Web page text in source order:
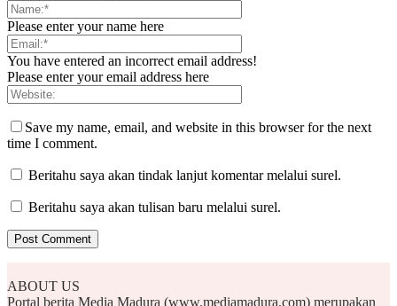
Please enter your name here
You have entered an incorrect email address!
Please enter your email address here
Save my name, email, and website in this browser for the next
time I comment.
Beritahu saya akan tindak lanjut komentar melalui surel.
Beritahu saya akan tulisan baru melalui surel.
ABOUT US
Portal berita Media Madura (www.mediamadura.com) merupakan